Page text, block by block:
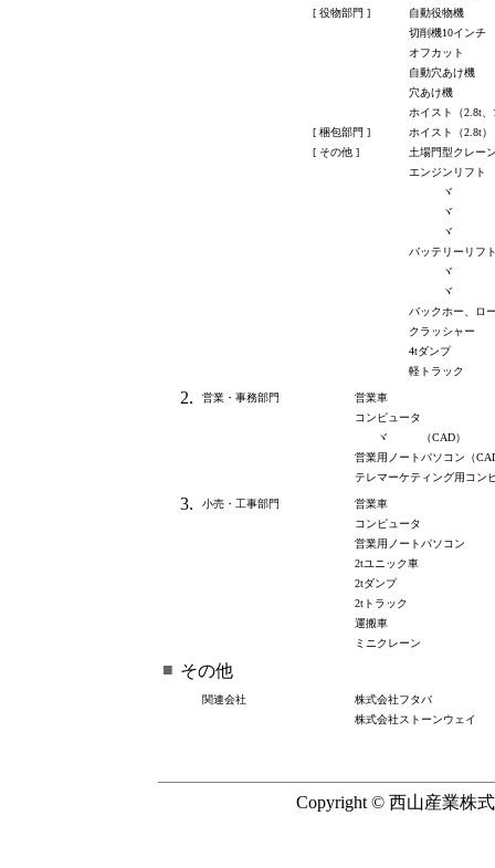
[ 役物部門 ]
自動役物機
切削機10インチ
オフカット
自動穴あけ機
穴あけ機
ホイスト（2.8t、
[ 梱包部門 ]
ホイスト（2.8t）
[ その他 ]
土場門型クレー
エンジンリフト
ヾ
ヾ
ヾ
バッテリーリフ
ヾ
ヾ
バックホー、ロ
クラッシャー
4tダンプ
軽トラック
2. 営業・事務部門
営業車
コンピュータ
ヾ （CAD）
営業用ノートパソコン（
テレマーケティング用コン
3. 小売・工事部門
営業車
コンピュータ
営業用ノートパソコン
2tユニック車
2tダンプ
2tトラック
運搬車
ミニクレーン
■ その他
関連会社
株式会社フタバ
株式会社ストーンウェイ
Copyright © 西山産業株